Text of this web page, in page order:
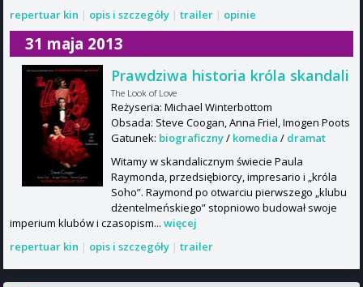
repertuar kin | opis i szczegóły | trailer | opinie
31 maja 2013
Prawdziwa historia króla skandali
The Look of Love
Reżyseria: Michael Winterbottom
Obsada: Steve Coogan, Anna Friel, Imogen Poots
Gatunek: biograficzny/ komedia / dramat
Witamy w skandalicznym świecie Paula
Raymonda, przedsiębiorcy, impresario i „króla
Soho”. Raymond po otwarciu pierwszego „klubu
dżentelmeńskiego” stopniowo budował swoje
imperium klubów i czasopism... więcej
repertuar kin | opis i szczegóły | trailer